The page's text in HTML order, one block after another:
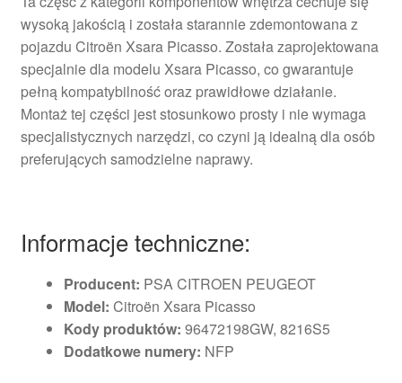
wysoką jakością i została starannie zdemontowana z
pojazdu Citroën Xsara Picasso. Została zaprojektowana
specjalnie dla modelu Xsara Picasso, co gwarantuje
pełną kompatybilność oraz prawidłowe działanie.
Montaż tej części jest stosunkowo prosty i nie wymaga
specjalistycznych narzędzi, co czyni ją idealną dla osób
preferujących samodzielne naprawy.
Informacje techniczne:
Producent: PSA CITROEN PEUGEOT
Model: Citroën Xsara Picasso
Kody produktów: 96472198GW, 8216S5
Dodatkowe numery: NFP